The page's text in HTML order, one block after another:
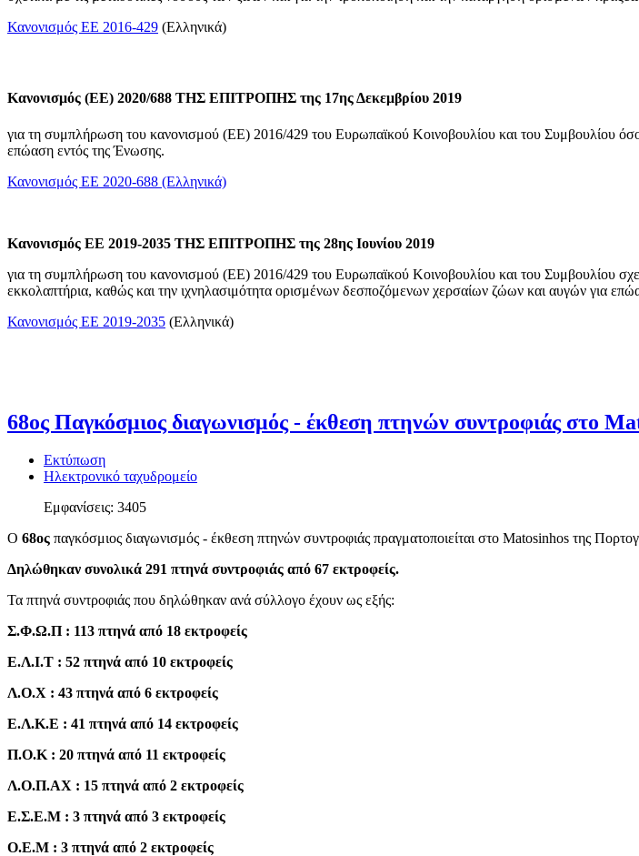
Κανονισμός ΕΕ 2016-429 (Ελληνικά)
Κανονισμός (ΕΕ) 2020/688 ΤΗΣ ΕΠΙΤΡΟΠΗΣ της 17ης Δεκεμβρίου 2019
για τη συμπλήρωση του κανονισμού (ΕΕ) 2016/429 του Ευρωπαϊκού Κοινοβουλίου και του Συμβουλίου
επώαση εντός της Ένωσης.
Κανονισμός ΕΕ 2020-688 (Ελληνικά)
Κανονισμός ΕΕ 2019-2035 ΤΗΣ ΕΠΙΤΡΟΠΗΣ της 28ης Ιουνίου 2019
για τη συμπλήρωση του κανονισμού (ΕΕ) 2016/429 του Ευρωπαϊκού Κοινοβουλίου και του Συμβουλίου
εκκολαπτήρια, καθώς και την ιχνηλασιμότητα ορισμένων δεσποζόμενων χερσαίων ζώων και αυγών για
Κανονισμός ΕΕ 2019-2035 (Ελληνικά)
68ος Παγκόσμιος διαγωνισμός - έκθεση πτηνών συντροφιάς στο
Εκτύπωση
Ηλεκτρονικό ταχυδρομείο
Εμφανίσεις: 3405
Ο 68ος παγκόσμιος διαγωνισμός - έκθεση πτηνών συντροφιάς πραγματοποιείται στο Matosinhos της
Δηλώθηκαν συνολικά 291 πτηνά συντροφιάς από 67 εκτροφείς.
Τα πτηνά συντροφιάς που δηλώθηκαν ανά σύλλογο έχουν ως εξής:
Σ.Φ.Ω.Π : 113 πτηνά από 18 εκτροφείς
Ε.Λ.Ι.Τ : 52 πτηνά από 10 εκτροφείς
Λ.Ο.Χ : 43 πτηνά από 6 εκτροφείς
Ε.Λ.Κ.Ε : 41 πτηνά από 14 εκτροφείς
Π.Ο.Κ : 20 πτηνά από 11 εκτροφείς
Λ.Ο.Π.ΑΧ : 15 πτηνά από 2 εκτροφείς
Ε.Σ.Ε.Μ : 3 πτηνά από 3 εκτροφείς
Ο.Ε.Μ : 3 πτηνά από 2 εκτροφείς